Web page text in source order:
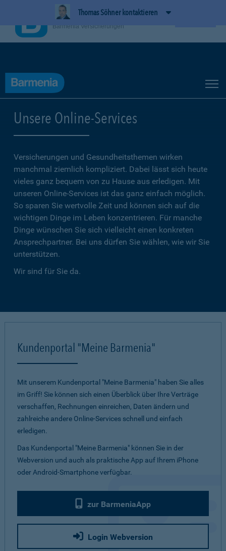
Thomas Söhner kontaktieren
Unsere Online-Services
Versicherungen und Gesundheitsthemen wirken
manchmal ziemlich kompliziert. Dabei lässt sich heute
vieles ganz bequem von zu Hause aus erledigen. Mit
unseren Online-Services ist das ganz einfach möglich.
So sparen Sie wertvolle Zeit und können sich auf die
wichtigen Dinge im Leben konzentrieren. Für manche
Dinge wünschen Sie sich vielleicht einen konkreten
Ansprechpartner. Bei uns dürfen Sie wählen, wie wir Sie
unterstützen.
Wir sind für Sie da.
Kundenportal "Meine Barmenia"
Mit unserem Kundenportal "Meine Barmenia" haben Sie alles
im Griff! Sie können sich einen Überblick über Ihre Verträge
verschaffen, Rechnungen einreichen, Daten ändern und
zahlreiche andere Online-Services schnell und einfach
erledigen.
Das Kundenportal "Meine Barmenia" können Sie in der
Webversion und auch als praktische App auf Ihrem iPhone
oder Android-Smartphone verfügbar.
zur BarmeniaApp
Login Webversion
BarmeniaApp
Barmenia Versicherungen